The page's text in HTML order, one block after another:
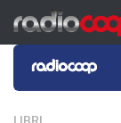
Salta al